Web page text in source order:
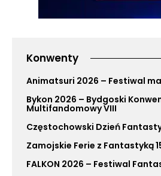
Konwenty
Animatsuri 2026 – Festiwal
Bykon 2026 – Bydgoski
Multifandomowy VIII
Częstochowski Dzień
Zamojskie Ferie z Fantastyką
FALKON 2026 – Festiwal